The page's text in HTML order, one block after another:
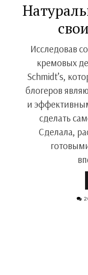
Исследовав
кремовых
Schmidt’s,
блогеров
и
сделать
Сделала,